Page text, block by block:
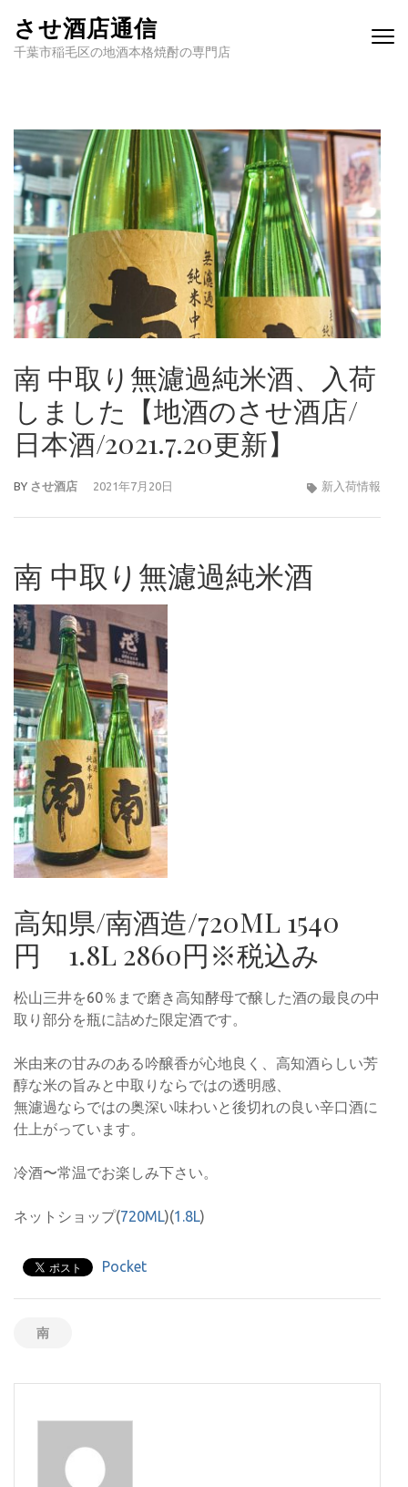
させ酒店通信
千葉市稲毛区の地酒本格焼酎の専門店
南 中取り無濾過純米酒、入荷
しました【地酒のさせ酒店/
日本酒/2021.7.20更新】
BY させ酒店 2021年7月20日 新入荷情報
南 中取り無濾過純米酒
高知県/南酒造/720ML 1540
円 1.8L 2860円※税込み
松山三井を60％まで磨き高知酵母で醸した酒の最良の中
取り部分を瓶に詰めた限定酒です。
米由来の甘みのある吟醸香が心地良く、高知酒らしい芳
醇な米の旨みと中取りならではの透明感、
無濾過ならではの奥深い味わいと後切れの良い辛口酒に
仕上がっています。
冷酒〜常温でお楽しみ下さい。
ネットショップ(720ML)(1.8L)
Pocket
南